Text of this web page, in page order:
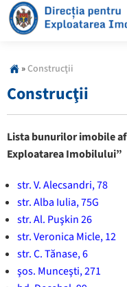
»Construcţii
Construcţii
Lista bunurilor imobile
Exploatarea Imobilului”
str. V. Alecsandri, 78
str. Alba Iulia, 75G
str. Al. Puşkin 26
str. Veronica Micle, 12
str. C. Tănase, 6
şos. Munceşti, 271